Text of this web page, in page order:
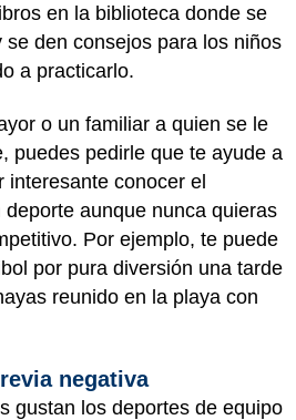
en la biblioteca donde se
den consejos para los niños
a practicarlo.
o un familiar a quien se le
puedes pedirle que te ayude a
interesante conocer el
aunque nunca quieras
Por ejemplo, te puede
por pura diversión una tarde
reunido en la playa con
negativa
gustan los deportes de equipo